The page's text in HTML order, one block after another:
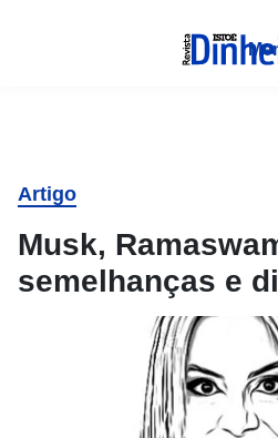
Artigo
Musk,
semelhanças e